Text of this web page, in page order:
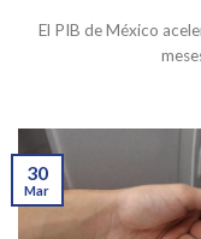
El PIB de México
30
Mar